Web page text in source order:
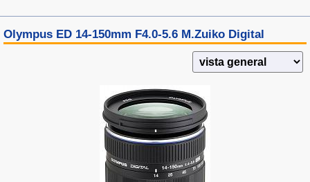
Olympus ED 14-150mm F4.0-5.6 M.Zuiko Digital